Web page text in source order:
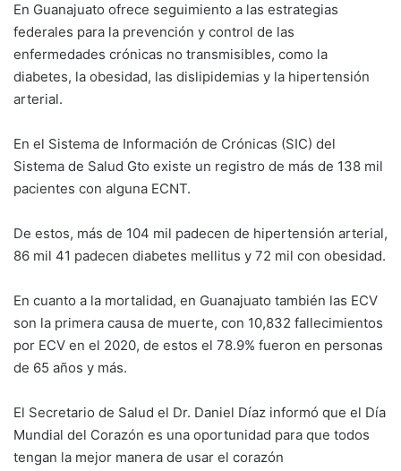
En Guanajuato ofrece seguimiento a las estrategias
federales para la prevención y control de las
enfermedades crónicas no transmisibles, como la
diabetes, la obesidad, las dislipidemias y la hipertensión
arterial.
En el Sistema de Información de Crónicas (SIC) del
Sistema de Salud Gto existe un registro de más de 138 mil
pacientes con alguna ECNT.
De estos, más de 104 mil padecen de hipertensión arterial,
86 mil 41 padecen diabetes mellitus y 72 mil con obesidad.
En cuanto a la mortalidad, en Guanajuato también las ECV
son la primera causa de muerte, con 10,832 fallecimientos
por ECV en el 2020, de estos el 78.9% fueron en personas
de 65 años y más.
El Secretario de Salud el Dr. Daniel Díaz informó que el Día
Mundial del Corazón es una oportunidad para que todos
tengan la mejor manera de usar el corazón